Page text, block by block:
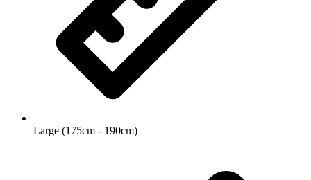
Large (175cm - 190cm)